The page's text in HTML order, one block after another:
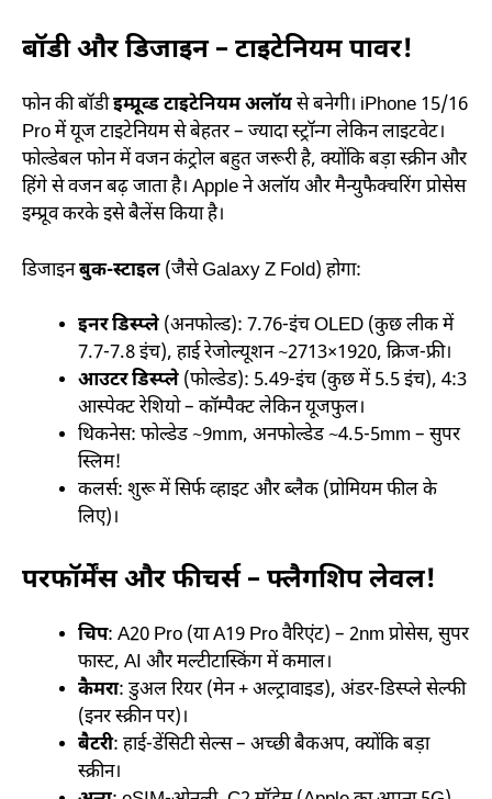
बॉडी और डिजाइन – टाइटेनियम पावर!
फोन की बॉडीइम्प्रूव्ड टाइटेनियम अलॉयसे बनेगी। iPhone 15/16
Pro में यूज टाइटेनियम से बेहतर – ज्यादा स्ट्रॉन्ग लेकिन लाइटवेट।
फोल्डेबल फोन में वजन कंट्रोल बहुत जरूरी है, क्योंकि बड़ा स्क्रीन और
हिंगे से वजन बढ़ जाता है। Apple ने अलॉय और मैन्युफैक्चरिंग प्रोसेस
इम्प्रूव करके इसे बैलेंस किया है।
डिजाइनबुक-स्टाइल (जैसे Galaxy Z Fold) होगा:
इनर डिस्प्ले (अनफोल्ड): 7.76-इंच OLED (कुछ लीक में
7.7-7.8 इंच), हाई रेजोल्यूशन ~2713×1920, क्रिज-फ्री।
आउटर डिस्प्ले (फोल्डेड): 5.49-इंच (कुछ में 5.5 इंच), 4:3
आस्पेक्ट रेशियो – कॉम्पैक्ट लेकिन यूजफुल।
थिकनेस: फोल्डेड ~9mm, अनफोल्डेड ~4.5-5mm – सुपर
स्लिम!
कलर्स: शुरू में सिर्फ व्हाइट और ब्लैक (प्रोमियम फील के
लिए)।
परफॉर्मेंस और फीचर्स – फ्लैगशिप लेवल!
चिप: A20 Pro (या A19 Pro वैरिएंट) – 2nm प्रोसेस, सुपर
फास्ट, AI और मल्टीटास्किंग में कमाल।
कैमरा: डुअल रियर (मेन + अल्ट्रावाइड), अंडर-डिस्प्ले सेल्फी
(इनर स्क्रीन पर)।
बैटरी: हाई-डेंसिटी सेल्स – अच्छी बैकअप, क्योंकि बड़ा
स्क्रीन।